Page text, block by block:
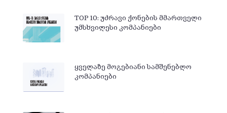
TOP 10: უძრავი ქონების მმართველი
უმსხვილესი კომპანიები
ყველაზე მოგებიანი სამშენებლო
კომპანიები